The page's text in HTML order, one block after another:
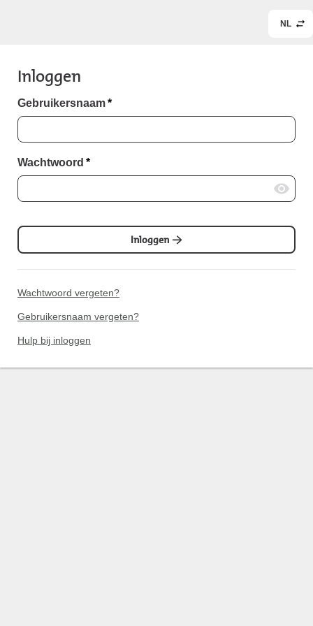
NL
Inloggen
Gebruikersnaam*
Wachtwoord *
Inloggen
Wachtwoord vergeten?
Gebruikersnaam vergeten?
Hulp bij inloggen